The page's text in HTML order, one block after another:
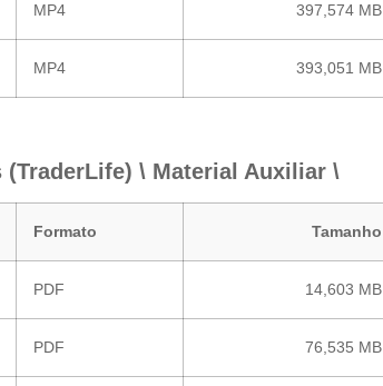
MP4 397,574 MB
MP4 393,051 MB
\ Material Auxiliar \
Formato Tamanho
PDF 14,603 MB
PDF 76,535 MB